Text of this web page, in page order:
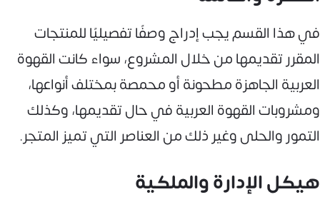
في هذا القسم يجب إدراج وصفًا تفصيليًا للمنتجات
المقرر تقديمها من خلال المشروع، سواء كانت القهوة
العربية الجاهزة مطحونة أو محمصة بمختلف أنواعها،
ومشروبات القهوة العربية في حال تقديمها، وكذلك
التمور والحلى وغير ذلك من العناصر التي تميز المتجر.
هيكل الإدارة والملكية